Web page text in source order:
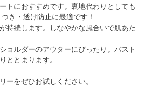
トにおすすめです。裏地代わりとしても
き・透け防止に最適です！
持続します。しなやかな風合いで肌あた
ョルダーのアウターにぴったり。バスト
ととまります。
ーをぜひお試しください。